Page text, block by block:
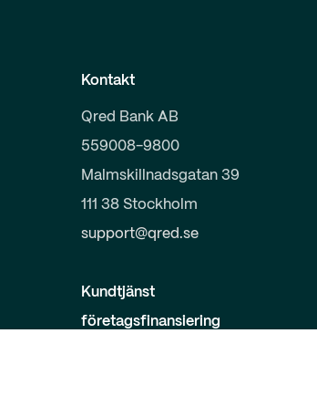
Kontakt
Qred Bank AB
559008-9800
Malmskillnadsgatan 39
111 38 Stockholm
support@qred.se
Kundtjänst
företagsfinansiering